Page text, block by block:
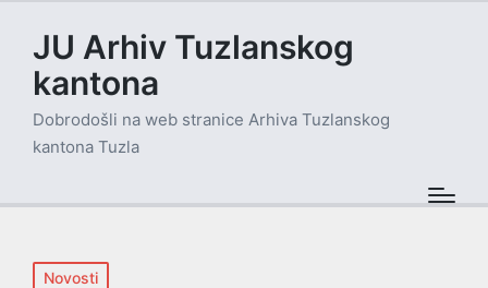
JU Arhiv Tuzlanskog
kantona
Dobrodošli na web stranice Arhiva Tuzlanskog
kantona Tuzla
Posted
Novosti